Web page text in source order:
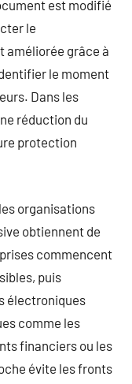
est modifié
le
améliorée grâce à
le moment
Dans les
réduction du
protection
organisations
obtiennent de
commencent
puis
électroniques
comme les
financiers ou les
évite les fronts